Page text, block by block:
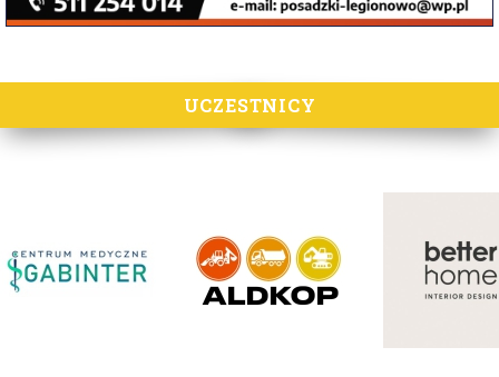
UCZESTNICY